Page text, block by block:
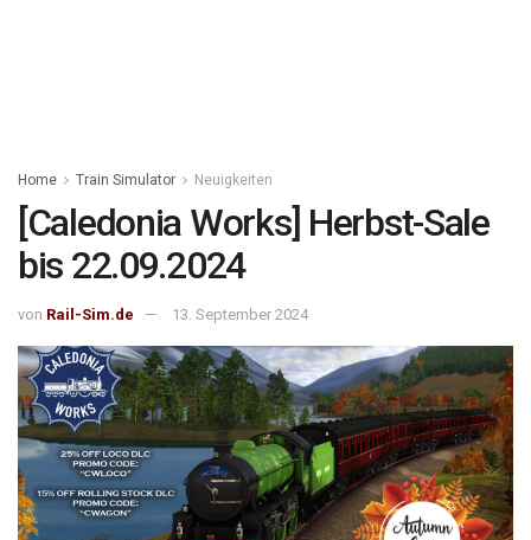
Home Train Simulator Neuigkeiten
[Caledonia Works] Herbst-Sale
bis 22.09.2024
von Rail-Sim.de 13. September 2024